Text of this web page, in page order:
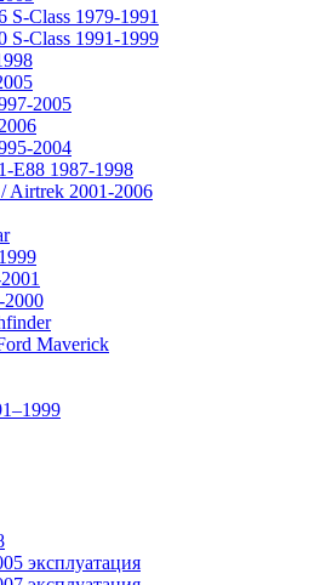
S-Class 1979-1991
S-Class 1991-1999
2005
2004
E88 1987-1998
Airtrek 2001-2006
2000
Maverick
эксплуатация